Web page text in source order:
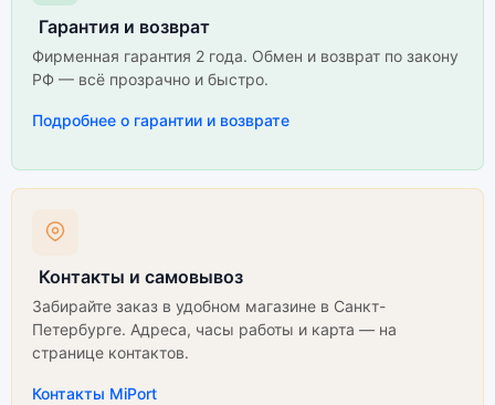
Гарантия и возврат
Фирменная гарантия 2 года. Обмен и возврат по закону
РФ — всё прозрачно и быстро.
Подробнее о гарантии и возврате
Контакты и самовывоз
Забирайте заказ в удобном магазине в Санкт-
Петербурге. Адреса, часы работы и карта — на
странице контактов.
Контакты MiPort